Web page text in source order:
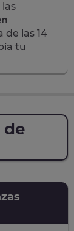
de las 14
tu
de